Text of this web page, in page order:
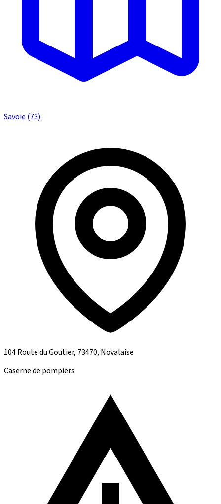
Savoie (73)
104 Route du Goutier, 73470, Novalaise
Caserne de pompiers